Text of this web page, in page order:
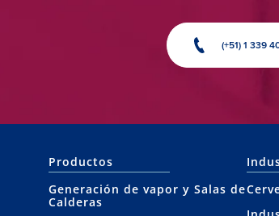
(+51) 1 339
Productos
Generación de vapor y Salas de
Calderas